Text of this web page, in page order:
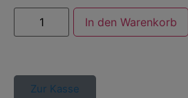
In den Warenkorb
Zur Kasse